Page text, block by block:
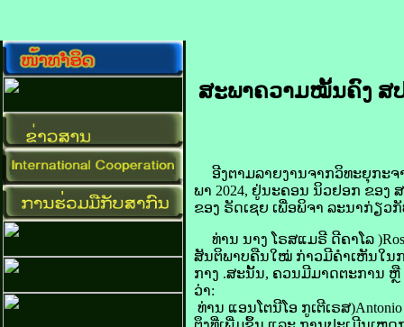
ສະພາ​ຄວາມ​ໝັ້ນຄົງ ​ສ
ອີງ​ຕາມ​ລາຍ​ງານ​ຈາກ​ວິທະຍຸ​ກະຈ
ພາ 2024, ຢູ່​ນະຄອນ ນິວ​ຢອກ ຂອງ ສ
ຂອງ ​ຣັດ​ເຊຍ ເພື່ອ​ພິຈາ ລະນາ​ກ່ຽວ​
ທ່ານ ​ນາງ ໂຣ​​ສ​ແມ​ຣີ ດີ​ຄາ​ໂລ (
ສັນຕິພາບ​ຄືນໃໝ່ ກ່າວ​ມີ​ຄຳ​ເຫັນ​ໃນ​
​ກາງ .ສະນັ້ນ, ຄວນ​ມີ​ມາດ​ຕະການ ຫຼື
ວ່າ:
ທ່ານ ແອນ​ໂຕ​ນີ​ໂອ ກູ​ເຕີ​ເຣ​​ສ(